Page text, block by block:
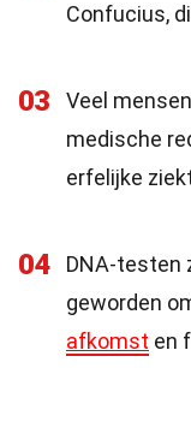
Confucius,
03
Veel
medische
erfelijke
04
DNA-testen
geworden
afkomst en